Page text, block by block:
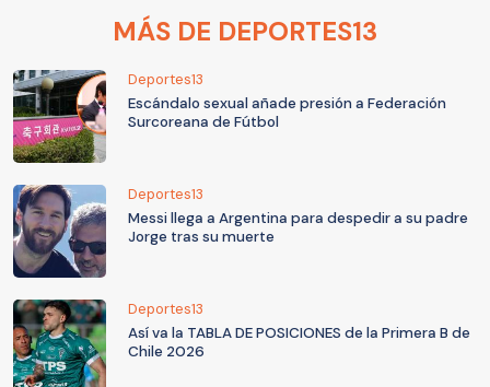
MÁS DE DEPORTES13
Deportes13
Escándalo sexual añade presión a Federación
Surcoreana de Fútbol
Deportes13
Messi llega a Argentina para despedir a su padre
Jorge tras su muerte
Deportes13
Así va la TABLA DE POSICIONES de la Primera B de
Chile 2026